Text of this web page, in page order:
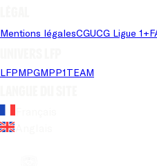
Mentions légalesCGUCG Ligue 1+
LFPMPGMPP1TEAM